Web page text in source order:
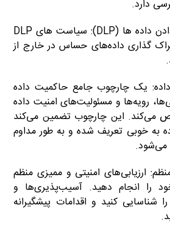
دارد.
۴- پیشگیری از دست دادن داده ها (DLP): سیاست های DLP
گذاری داده‌های حساس در خارج از
یک چارچوب جامع حاکمیت داده
رویه‌ها و مسئولیت‌های امنیت داده
می‌کند. این چارچوب تضمین می‌کند
به خوبی تعریف شده و به طور مداوم
می‌شود.
ارزیابی‌های امنیتی و ممیزی منظم
را انجام دهید. آسیب‌پذیری‌ها و
را شناسایی کنید و اقدامات پیشگیرانه